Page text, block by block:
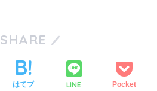
SHARE
はてブ LINE Pocket